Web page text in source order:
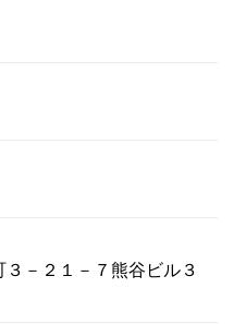
－２１－７熊谷ビル３